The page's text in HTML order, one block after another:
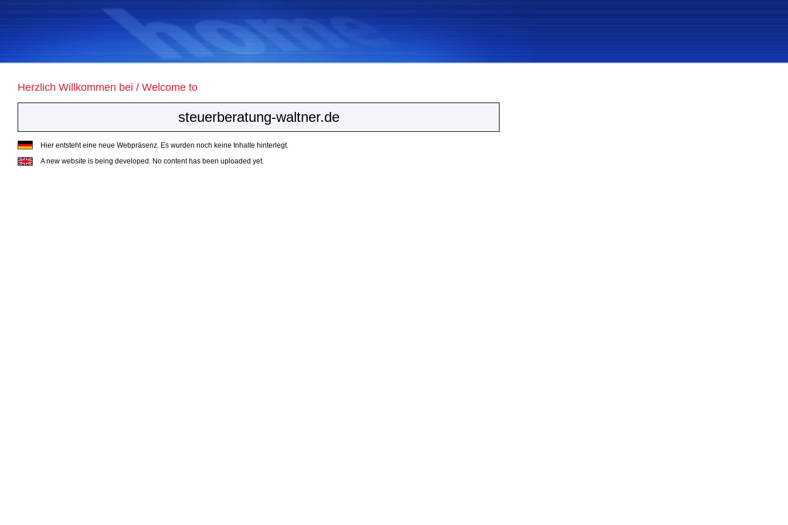
Herzlich Willkommen bei / Welcome to
steuerberatung-waltner.de
Hier entsteht eine neue Webpräsenz. Es wurden noch keine Inhalte hinterlegt.
A new website is being developed. No content has been uploaded yet.